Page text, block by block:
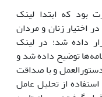
بود که ابتدا لینک
اختیار زنان و مردان
داده شد؛ در لینک
توضیح داده شد و
و با صداقت
از تحلیل عامل